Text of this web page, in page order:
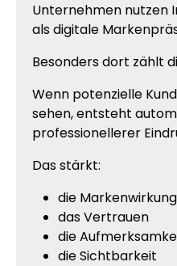
Unternehmen nutzen
als digitale
Besonders dort zählt
Wenn potenzielle
sehen, entsteht
professionellerer
Das stärkt:
die Markenwirkung
das Vertrauen
die
die Sichtbarkeit